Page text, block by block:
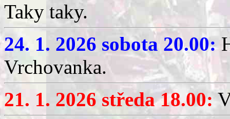
Taky taky.
24. 1. 2026 sobota 20.00:
Vrchovanka.
21. 1. 2026 středa 18.00: